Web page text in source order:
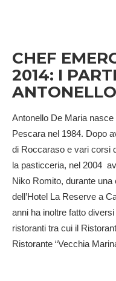
CHEF
2014: I
Antonello De Maria
Pescara nel 1984. Dopo
di Roccaraso e vari corsi
la pasticceria, nel 2004
Niko Romito, durante
dell’Hotel La Reserve a
anni ha inoltre fatto
ristoranti tra cui il
Ristorante “Vecchia